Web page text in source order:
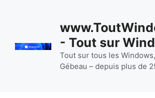
- Tout sur
Tout sur tous les
Gébeau – depuis plus de